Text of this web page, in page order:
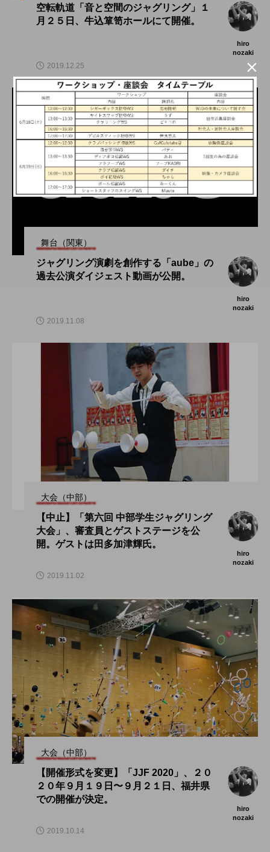
空転軌道「音と空間のジャグリング」１
月２５日、牛込箪笥ホールにて開催。
hiro
nozaki
2019.12.25
舞台（関東）
ジャグリング演劇を創作する「aube」の
過去公演ダイジェスト動画が公開。
hiro
nozaki
2019.11.08
大会（中部）
【中止】「第六回 中部学生ジャグリング
大会」、審査員とゲストステージを公
開。ゲストは田多加津輝氏。
hiro
nozaki
2019.11.02
大会（中部）
【開催形式を変更】「JJF 2020」、２０
２０年９月１９日〜９月２１日、福井県
での開催が決定。
hiro
nozaki
2019.10.14
